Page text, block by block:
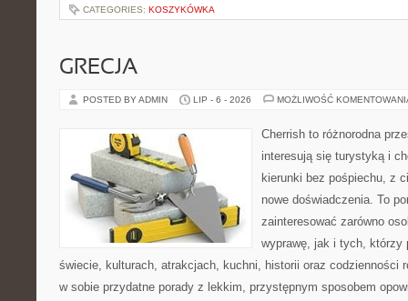
CATEGORIES: KOSZYKÓWKA
GRECJA
POSTED BY ADMIN LIP - 6 - 2026 MOŻLIWOŚĆ
Cherrish to różnorodna
interesują się turystyką i
kierunki bez pośpiechu, z
nowe doświadczenia. To
zainteresować zarówno
wyprawę, jak i tych, którzy
świecie, kulturach, atrakcjach, kuchni, historii oraz codzienności
w sobie przydatne porady z lekkim, przystępnym sposobem